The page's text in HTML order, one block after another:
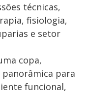
técnicas,
fisiologia,
e setor
copa,
para
funcional,